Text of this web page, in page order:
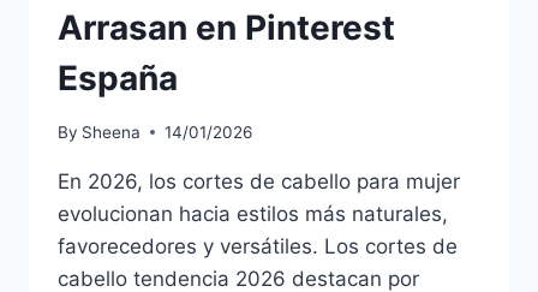
Arrasan en Pinterest
España
By Sheena 14/01/2026
En 2026, los cortes de cabello para mujer
evolucionan hacia estilos más naturales,
favorecedores y versátiles. Los cortes de
cabello tendencia 2026 destacan por